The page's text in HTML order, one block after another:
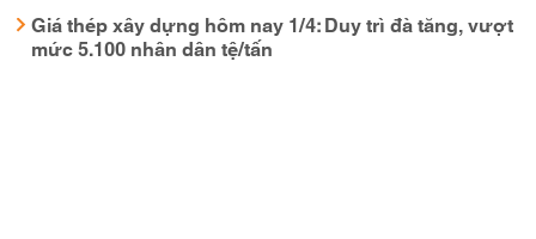
Giá thép xây dựng hôm nay 1/4: Duy trì đà tăng, vượt
mức 5.100 nhân dân tệ/tấn